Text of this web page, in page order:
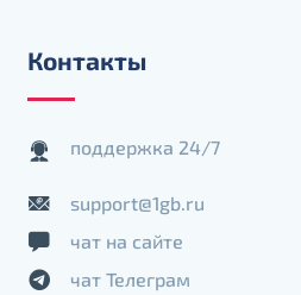
Контакты
поддержка 24/7
support@1gb.ru
чат на сайте
чат Телеграм